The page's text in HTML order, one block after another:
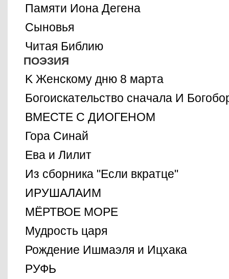
Памяти Иона Дегена
Сыновья
Читая Библию
ПОЭЗИЯ
K Женскому дню 8 марта
Богоискательство сначала И
ВМЕСТЕ С ДИОГЕНОМ
Гора Синай
Ева и Лилит
Из сборника "Если вкратце"
ИРУШАЛАИМ
МЁРТВОЕ МОРЕ
Мудрость царя
Рождение Ишмаэля и Ицхака
РУФЬ